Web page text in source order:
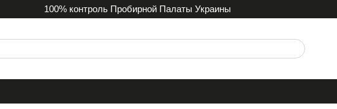
100% контроль Пробирной Палаты Украины